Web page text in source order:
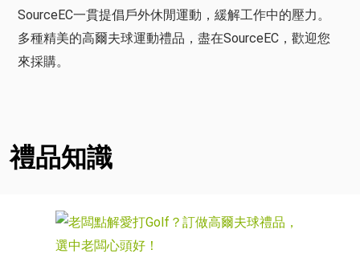
SourceEC一貫提倡戶外休閒運動，緩解工作中的壓力。
多種精美的高爾夫球運動禮品，盡在SourceEC，歡迎您
來採購。
禮品知識